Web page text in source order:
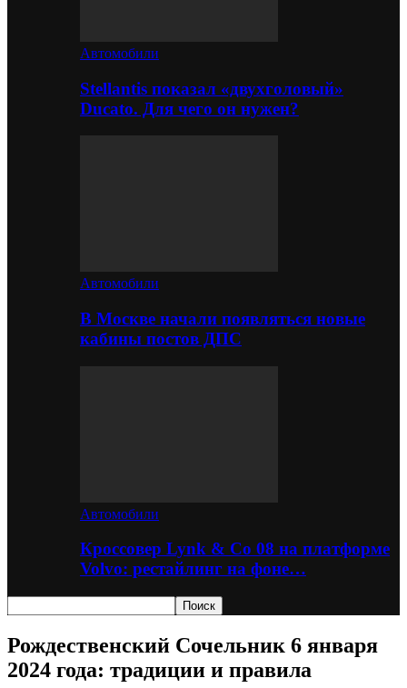
Автомобили
Stellantis показал «двухголовый»
Ducato. Для чего он нужен?
Автомобили
В Москве начали появляться новые
кабины постов ДПС
Автомобили
Кроссовер Lynk & Co 08 на платформе
Volvo: рестайлинг на фоне…
Рождественский Сочельник 6 января
2024 года: традиции и правила